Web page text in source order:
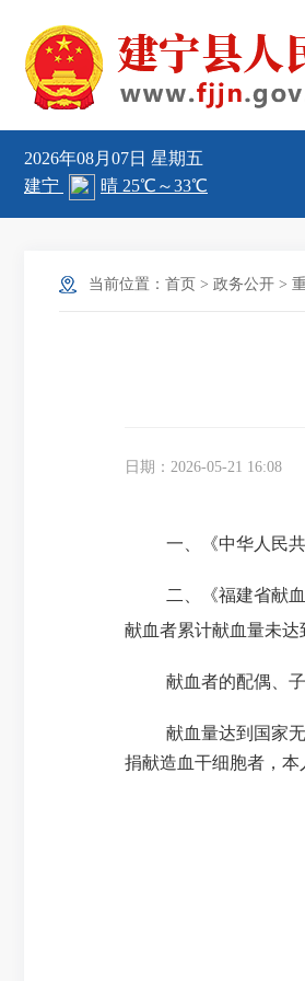
2026年08月07日 星期五
当前位置： 首页 > 政务公开 >
日期：2026-05-21 16:08
一、《中华人民
二、《福建省献
献血者累计献血量未达
献血者的配偶、
献血量达到国家
捐献造血干细胞者，